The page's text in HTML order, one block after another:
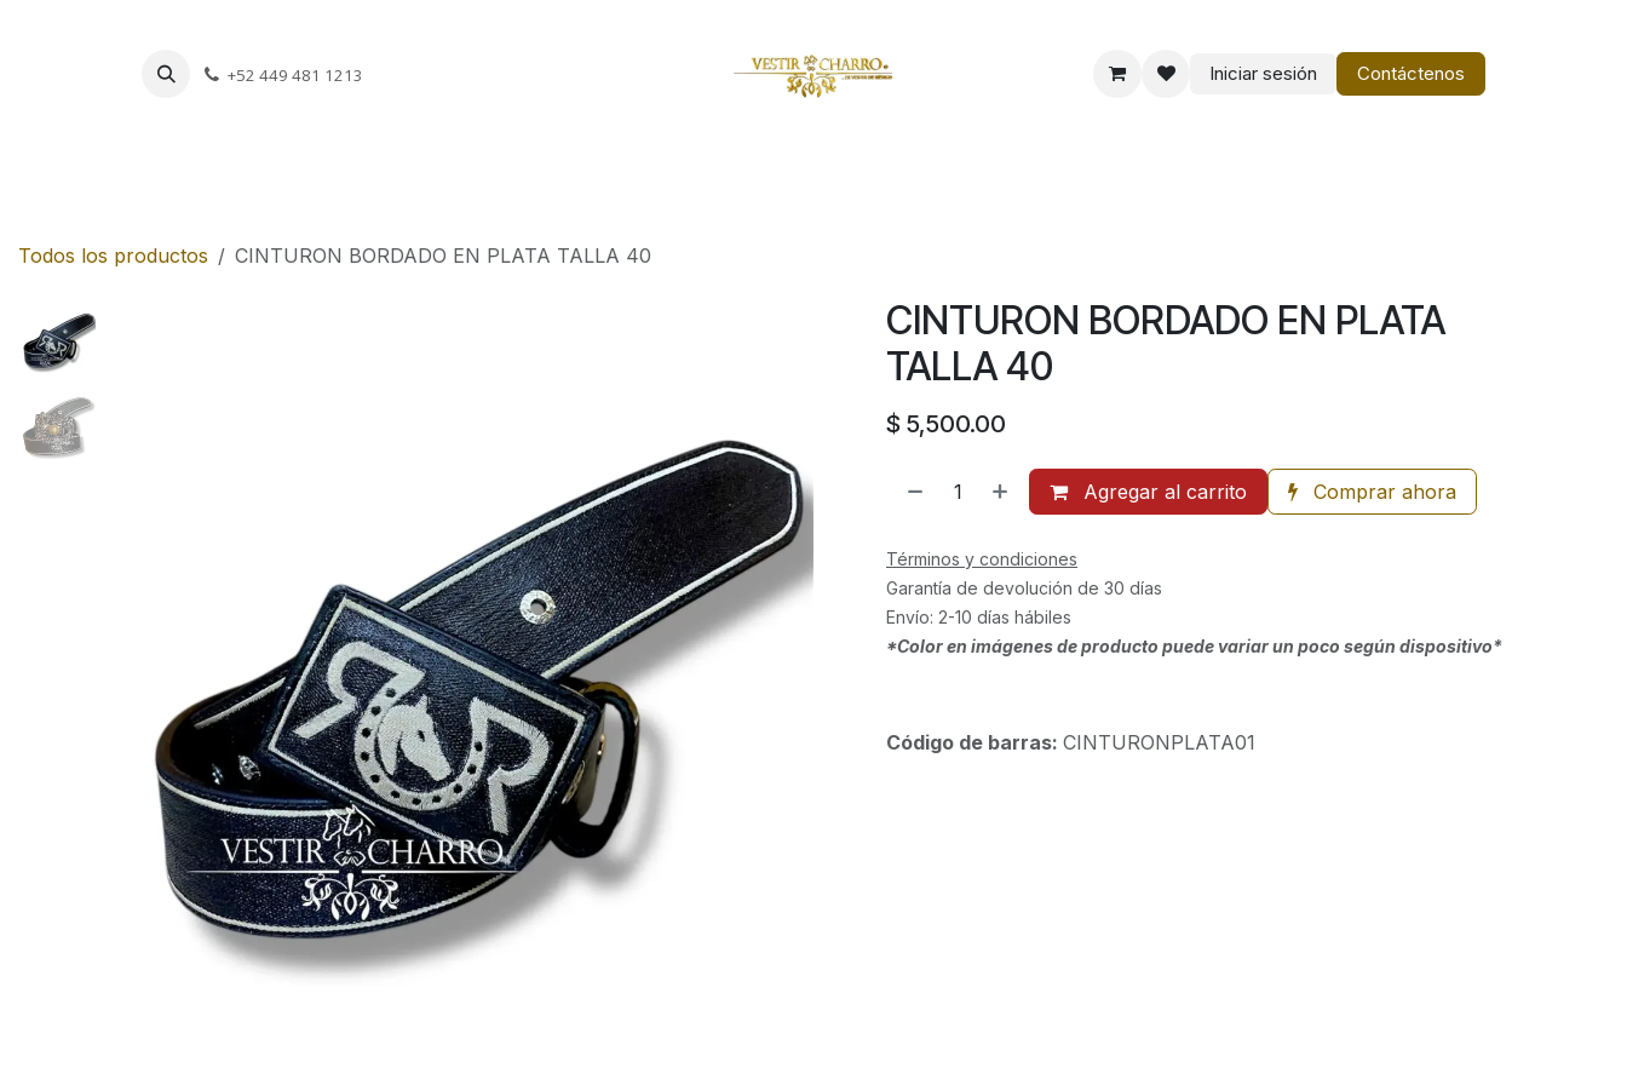
+52 449 481 1213 Iniciar sesión Contáctenos
Todos los productos CINTURON BORDADO EN PLATA TALLA 40
CINTURON BORDADO EN PLATA
TALLA 40
$ 5,500.00
Agregar al carrito Comprar ahora
Términos y condiciones
Garantía de devolución de 30 días
Envío: 2-10 días hábiles
*Color en imágenes de producto puede variar un poco según dispositivo*
Código de barras: CINTURONPLATA01